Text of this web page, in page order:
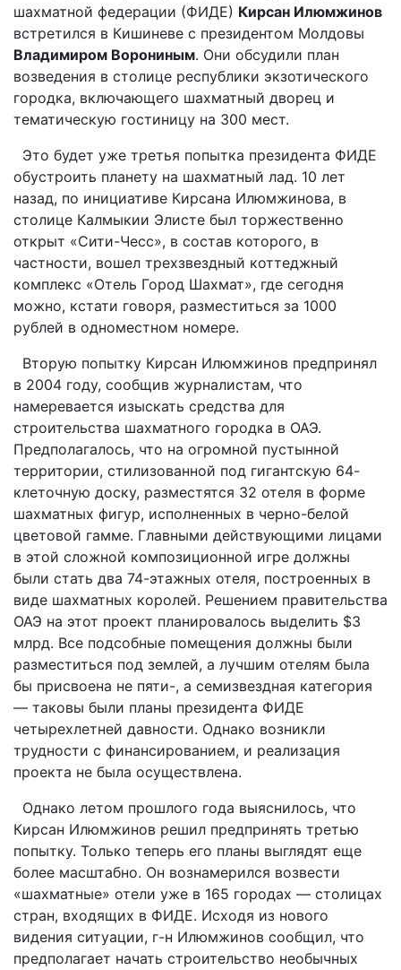
шахматной федерации (ФИДЕ) Кирсан Илюмжинов
встретился в Кишиневе с президентом Молдовы
Владимиром Ворониным. Они обсудили план
возведения в столице республики экзотического
городка, включающего шахматный дворец и
тематическую гостиницу на 300 мест.
Это будет уже третья попытка президента ФИДЕ
обустроить планету на шахматный лад. 10 лет
назад, по инициативе Кирсана Илюмжинова, в
столице Калмыкии Элисте был торжественно
открыт «Сити-Чесс», в состав которого, в
частности, вошел трехзвездный коттеджный
комплекс «Отель Город Шахмат», где сегодня
можно, кстати говоря, разместиться за 1000
рублей в одноместном номере.
Вторую попытку Кирсан Илюмжинов предпринял
в 2004 году, сообщив журналистам, что
намеревается изыскать средства для
строительства шахматного городка в ОАЭ.
Предполагалось, что на огромной пустынной
территории, стилизованной под гигантскую 64-
клеточную доску, разместятся 32 отеля в форме
шахматных фигур, исполненных в черно-белой
цветовой гамме. Главными действующими лицами
в этой сложной композиционной игре должны
были стать два 74-этажных отеля, построенных в
виде шахматных королей. Решением правительства
ОАЭ на этот проект планировалось выделить $3
млрд. Все подсобные помещения должны были
разместиться под землей, а лучшим отелям была
бы присвоена не пяти-, а семизвездная категория
— таковы были планы президента ФИДЕ
четырехлетней давности. Однако возникли
трудности с финансированием, и реализация
проекта не была осуществлена.
Однако летом прошлого года выяснилось, что
Кирсан Илюмжинов решил предпринять третью
попытку. Только теперь его планы выглядят еще
более масштабно. Он вознамерился возвести
«шахматные» отели уже в 165 городах — столицах
стран, входящих в ФИДЕ. Исходя из нового
видения ситуации, г-н Илюмжинов сообщил, что
предполагает начать строительство необычных